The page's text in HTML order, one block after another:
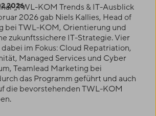
„TWL-KOM Trends & IT-Ausblick
2026 gab Niels Kallies, Head of
beiTWL-KOM, Orientierung und
zukunftssichere IT-Strategie. Vier
im Fokus: Cloud Repatriation,
Managed Services und Cyber
Teamlead Marketing bei
das Programm geführt und auch
die bevorstehendenTWL-KOM